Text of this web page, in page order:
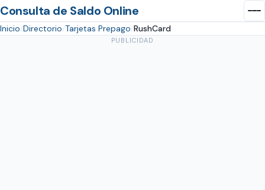
Consulta de Saldo Online
Inicio Directorio Tarjetas Prepago RushCard
PUBLICIDAD